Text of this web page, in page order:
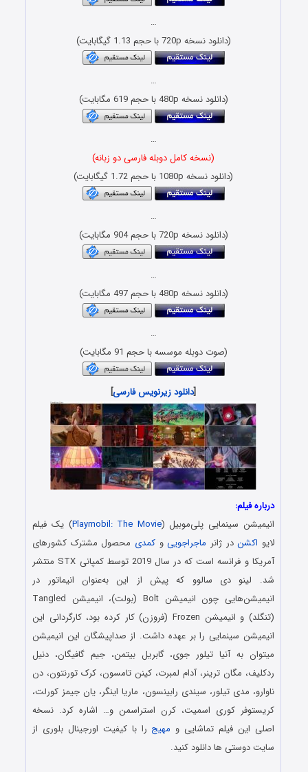
…
(دانلود نسخه 720p با حجم 1.13 گیگابایت)
…
(دانلود نسخه 480p با حجم 619 مگابایت)
…
(نسخه کامل دوبله فارسی دو زبانه)
(دانلود نسخه 1080p با حجم 1.72 گیگابایت)
…
(دانلود نسخه 720p با حجم 904 مگابایت)
…
(دانلود نسخه 480p با حجم 497 مگابایت)
…
(صوت دوبله موسسه با حجم 91 مگابایت)
[دانلود زیرنویس فارسی]
درباره فیلم:
انیمیشن سینمایی پلی‌موبیل (Playmobil: The Movie) یک فیلم
لایو اکشندر ژانر ماجراجوییو کمدی محصول مشترک کشورهای
آمریکا و فرانسه است که در سال 2019 توسط کمپانی STX منتشر
شد. لینو دی سالوو که پیش از این به‌عنوان انیماتور در
انیمیشن‌هایی چون انیمیشن Bolt (بولت)، انیمیشن Tangled
(تنگلد) و انیمیشن Frozen (فروزن) کار کرده بود، کارگردانی این
انیمیشن سینمایی را بر عهده داشت. از صداپیشگان این انیمیشن
میتوان به آنیا تیلور جوی، گابریل بیتمن، جیم گافیگان، دنیل
ردکلیف، مگان ترینر، آدام لمبرت، کینن تامسون، کرک تورنتون، دن
ناوارو، مدی تیلور، سیندی رابینسون، ماریا اینگر، یان جیمز کورلت،
کریستوفر کوری اسمیت، کرن استراسمن و… اشاره کرد. نسخه
اصلی این فیلم تماشایی و مهیج را با کیفیت اورجینال بلوری از
سایت دوستی ها دانلود کنید.